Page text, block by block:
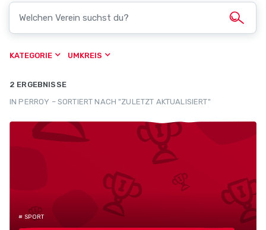
KATEGORIE UMKREIS
2 ERGEBNISSE
IN PERROY – SORTIERT NACH "ZULETZT AKTUALISIERT"
# SPORT